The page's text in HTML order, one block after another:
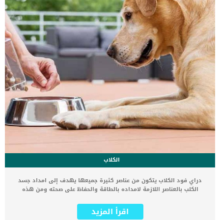
الكلاب
دراي فود الكلاب يتكون من عناصر كثيرة جميعها يهدف إلى امداد جسد
الكلب بالعناصر اللازمة لامداده بالطاقة والحفاظ على صحته ومن هذه
في دراي فود الكلاب وما هي فوائدها المتعددة المعادن في دراي فود
الكلاب “minerals” هي أحد اهم العناصر الغذائية التي يحتاجها كلبك. لكن
اقرأ المزيد